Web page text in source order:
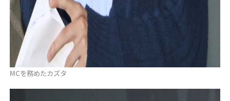
MCを務めたカズタ